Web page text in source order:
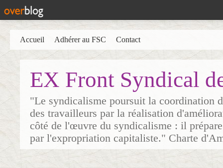
EX Front Syndical
"Le syndicalisme poursuit la coordination
des travailleurs par la réalisation
côté de l'œuvre du syndicalisme : il
par l'expropriation capitaliste." Charte
Accueil Adhérer au FSC Contact